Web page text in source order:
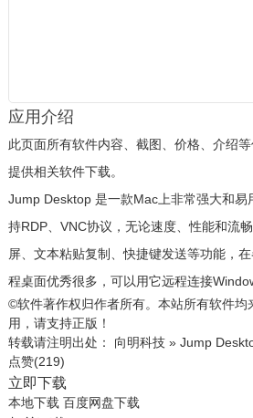
应用介绍
此页面所有软件内容、截图、价格、介绍
提供相关软件下载。
Jump Desktop 是一款Mac上非常强大和易
持RDP、VNC协议，无论速度、性能和流
屏、文本粘贴复制、快捷键发送等功能，
程桌面优秀很多，可以用它远程连接
©软件著作权归作者所有。本站所有软件均
用，请支持正版！
转载请注明出处： 向明科技» Jump
点赞(219)
立即下载
本地下载 百度网盘下载